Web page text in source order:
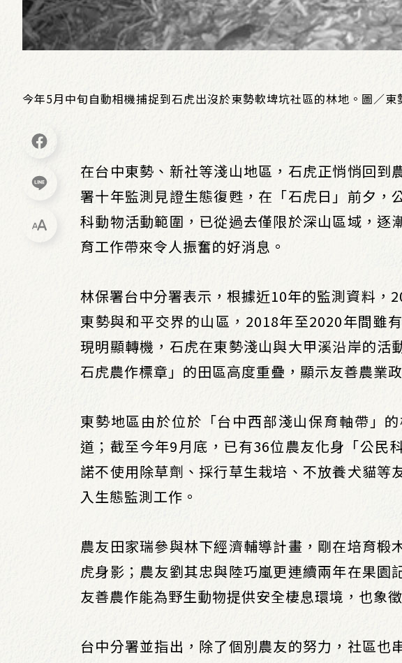
今年5月中旬自動相機捕捉到石虎出沒於東勢軟埤坑社區的林地。圖／
在台中東勢、新社等淺山地區，石虎正悄悄回到
署十年監測見證生態復甦，在「石虎日」前夕，
科動物活動範圍，已從過去僅限於深山區域，逐
育工作帶來令人振奮的好消息。
林保署台中分署表示，根據近10年的監測資料，
東勢與和平交界的山區，2018年至2020年間雖
現明顯轉機，石虎在東勢淺山與大甲溪沿岸的活
石虎農作標章」的田區高度重疊，顯示友善農業
東勢地區由於位於「台中西部淺山保育軸帶」
道；截至今年9月底，已有36位農友化身「公民
諾不使用除草劑、採行草生栽培、不放養犬貓等
入生態監測工作。
農友田家瑞參與林下經濟輔導計畫，剛在培育椴
虎身影；農友劉其忠與陸巧嵐更連續兩年在果園
友善農作能為野生動物提供安全棲息環境，也象
台中分署並指出，除了個別農友的努力，社區也